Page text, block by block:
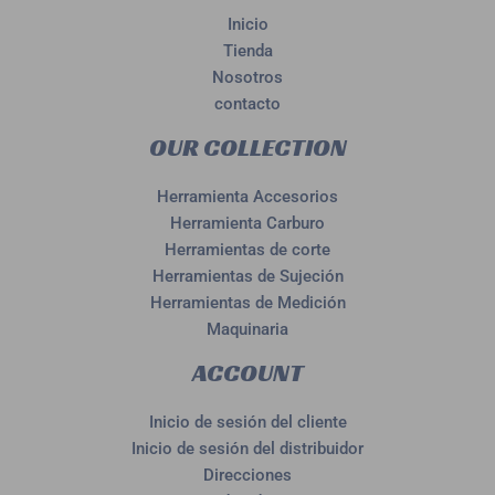
Inicio
Tienda
Nosotros
contacto
OUR COLLECTION
Herramienta Accesorios
Herramienta Carburo
Herramientas de corte
Herramientas de Sujeción
Herramientas de Medición
Maquinaria
ACCOUNT
Inicio de sesión del cliente
Inicio de sesión del distribuidor
Direcciones